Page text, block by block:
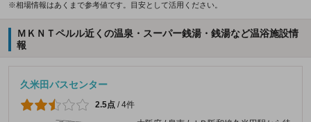
※相場情報はあくまで参考値です。目安として活用ください。
ＭＫＮＴペルル近くの温泉・スーパー銭湯・銭湯など温浴施設情
報
久米田バスセンター
2.5点 /4件